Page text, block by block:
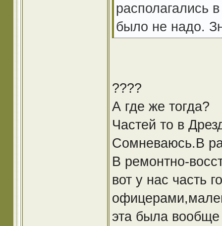
располагались
было не надо.
????
А где же тогда?
Частей то в
Сомневаюсь.В
В ремонтно-
вот у нас часть
эта была вообще